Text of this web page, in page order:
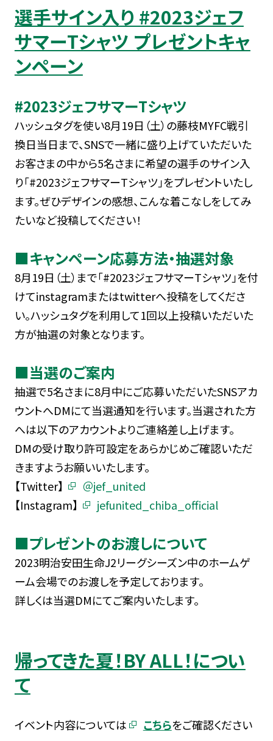
選手サイン入り #2023ジェフ
サマーTシャツ プレゼントキャ
ンペーン
#2023ジェフサマーTシャツ
ハッシュタグを使い8月19日（土）の藤枝MYFC戦引
換日当日まで、SNSで一緒に盛り上げていただいた
お客さまの中から5名さまに希望の選手のサイン入
り「#2023ジェフサマーTシャツ」をプレゼントいたし
ます。ぜひデザインの感想、こんな着こなしをしてみ
たいなど投稿してください！
■キャンペーン応募方法・抽選対象
8月19日（土）まで「#2023ジェフサマーTシャツ」を付
けてinstagramまたはtwitterへ投稿をしてくださ
い。ハッシュタグを利用して1回以上投稿いただいた
方が抽選の対象となります。
■当選のご案内
抽選で5名さまに8月中にご応募いただいたSNSアカ
ウントへDMにて当選通知を行います。当選された方
へは以下のアカウントよりご連絡差し上げます。
DMの受け取り許可設定をあらかじめご確認いただ
きますようお願いいたします。
【Twitter】
＠jef_united
【Instagram】
jefunited_chiba_official
■プレゼントのお渡しについて
2023明治安田生命J2リーグシーズン中のホームゲ
ーム会場でのお渡しを予定しております。
詳しくは当選DMにてご案内いたします。
帰ってきた夏！BY ALL！につい
て
イベント内容については こちらをご確認ください